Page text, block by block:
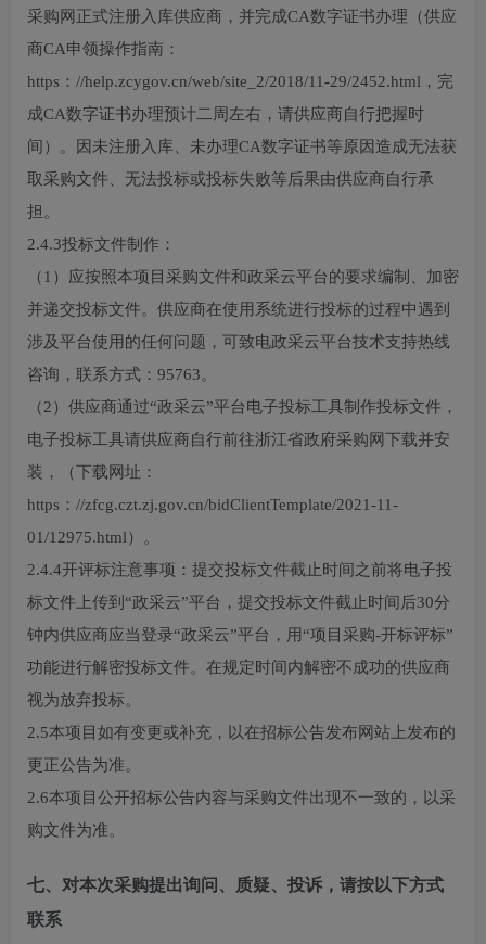
采购网正式注册入库供应商，并完成CA数字证书办理（供应
商CA申领操作指南：
https：//help.zcygov.cn/web/site_2/2018/11-29/2452.html，完
成CA数字证书办理预计二周左右，请供应商自行把握时
间）。因未注册入库、未办理CA数字证书等原因造成无法获
取采购文件、无法投标或投标失败等后果由供应商自行承
担。
2.4.3投标文件制作：
（1）应按照本项目采购文件和政采云平台的要求编制、加密
并递交投标文件。供应商在使用系统进行投标的过程中遇到
涉及平台使用的任何问题，可致电政采云平台技术支持热线
咨询，联系方式：95763。
（2）供应商通过“政采云”平台电子投标工具制作投标文件，
电子投标工具请供应商自行前往浙江省政府采购网下载并安
装，（下载网址：
https：//zfcg.czt.zj.gov.cn/bidClientTemplate/2021-11-
01/12975.html）。
2.4.4开评标注意事项：提交投标文件截止时间之前将电子投
标文件上传到“政采云”平台，提交投标文件截止时间后30分
钟内供应商应当登录“政采云”平台，用“项目采购-开标评标”
功能进行解密投标文件。在规定时间内解密不成功的供应商
视为放弃投标。
2.5本项目如有变更或补充，以在招标公告发布网站上发布的
更正公告为准。
2.6本项目公开招标公告内容与采购文件出现不一致的，以采
购文件为准。
七、对本次采购提出询问、质疑、投诉，请按以下方式
联系